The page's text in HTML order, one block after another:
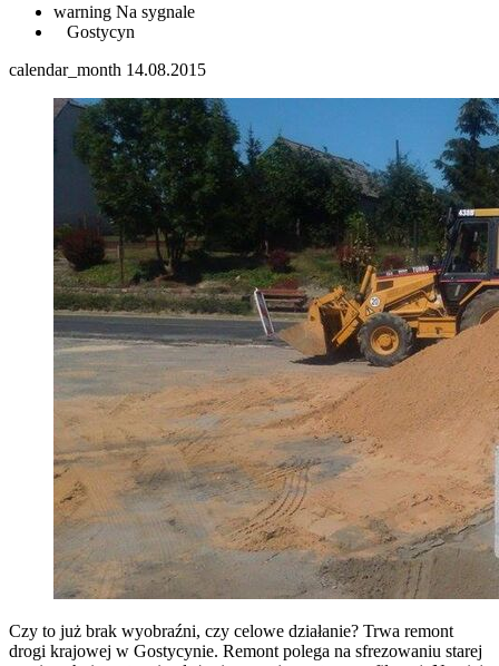
warning Na sygnale
Gostycyn
calendar_month 14.08.2015
Czy to już brak wyobraźni, czy celowe działanie? Trwa remont
drogi krajowej w Gostycynie. Remont polega na sfrezowaniu starej